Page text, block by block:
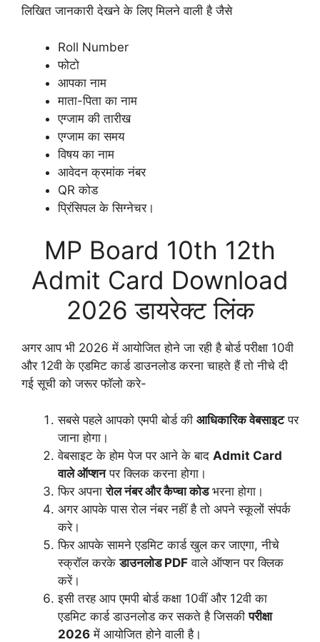
लिखित जानकारी देखने के लिए मिलने वाली है जैसे
Roll Number
फोटो
आपका नाम
माता-पिता का नाम
एग्जाम की तारीख
एग्जाम का समय
विषय का नाम
आवेदन क्रमांक नंबर
QR कोड
प्रिंसिपल के सिग्नेचर।
MP Board 10th 12th
Admit Card Download
2026 डायरेक्ट लिंक
अगर आप भी 2026 में आयोजित होने जा रही है बोर्ड परीक्षा 10वी
और 12वी के एडमिट कार्ड डाउनलोड करना चाहते हैं तो नीचे दी
गई सूची को जरूर फॉलो करे-
सबसे पहले आपको एमपी बोर्ड की आधिकारिक वेबसाइटपर
जाना होगा।
वेबसाइट के होम पेज पर आने के बाद Admit Card
वाले ऑप्शनपर क्लिक करना होगा।
फिर अपनारोल नंबर और कैप्चा कोडभरना होगा।
अगर आपके पास रोल नंबर नहीं है तो अपने स्कूलों संपर्क
करे।
फिर आपके सामने एडमिट कार्ड खुल कर जाएगा, नीचे
स्क्रॉल करकेडाउनलोड PDF वाले ऑप्शन पर क्लिक
करें।
इसी तरह आप एमपी बोर्ड कक्षा 10वीं और 12वी का
एडमिट कार्ड डाउनलोड कर सकते है जिसकीपरीक्षा
2026 में आयोजित होने वाली है।